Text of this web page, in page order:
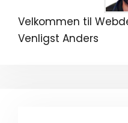
Velkommen til
Venligst Anders